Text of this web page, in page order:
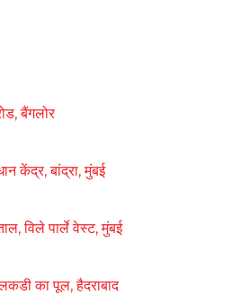
बैंगलोर
केंद्र, बांद्रा, मुंबई
विले पार्ले वेस्ट, मुंबई
का पूल, हैदराबाद